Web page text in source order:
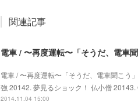
関連記事
電車 / 〜再度運転〜「そうだ、電車聞
電車 / 〜再度運転〜「そうだ、電車聞こ
強 20142. 夢見るショック！ 仏小僧
2014.11.04 15:00